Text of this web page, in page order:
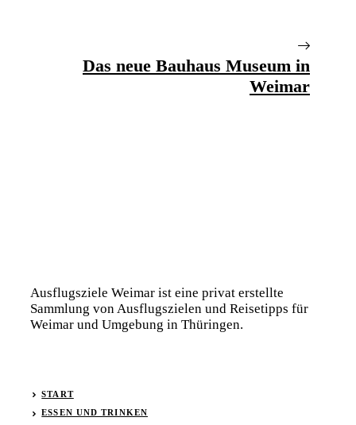
Das neue Bauhaus Museum in
Weimar
Ausflugsziele Weimar ist eine privat erstellte
Sammlung von Ausflugszielen und Reisetipps für
Weimar und Umgebung in Thüringen.
START
ESSEN UND TRINKEN